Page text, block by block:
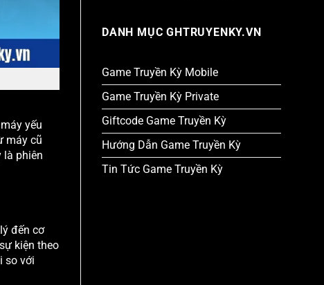
yếu
máy cũ
là phiên
đến cơ
kiện theo
so với
Cao
Kỳ
Bản
Chơi
DANH MỤC GHTRUYENKY.VN
Game Truyền Kỳ Mobile
Game Truyền Kỳ Private
Giftcode Game Truyền Kỳ
Hướng Dẫn Game Truyền Kỳ
Tin Tức Game Truyền Kỳ